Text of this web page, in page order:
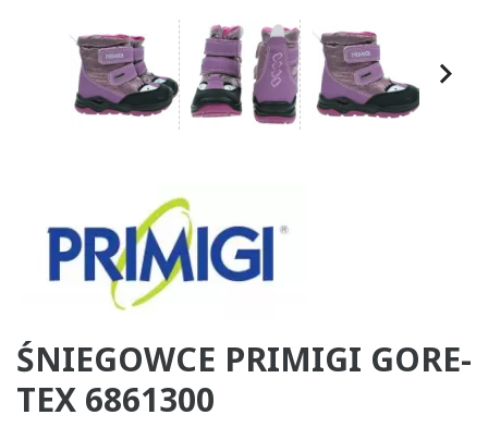
ŚNIEGOWCE PRIMIGI GORE-
TEX 6861300